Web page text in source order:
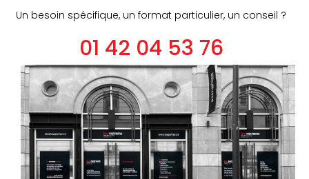
Un besoin spécifique, un format particulier, un conseil ?
01 42 04 53 76